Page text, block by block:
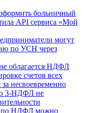
больничный
API сервиса «Мой
могут
по УСН через
облагается НДФЛ
счетов всех
несвоевременно
3-НДФЛ не
по НДФЛ можно